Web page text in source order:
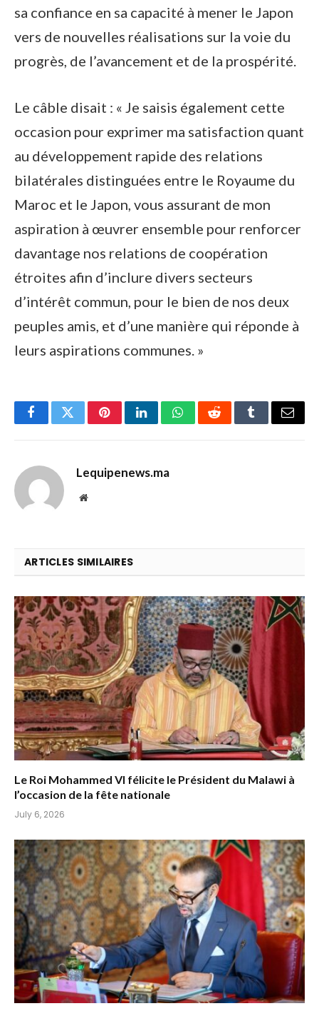
sa confiance en sa capacité à mener le Japon
vers de nouvelles réalisations sur la voie du
progrès, de l’avancement et de la prospérité.
Le câble disait : « Je saisis également cette
occasion pour exprimer ma satisfaction quant
au développement rapide des relations
bilatérales distinguées entre le Royaume du
Maroc et le Japon, vous assurant de mon
aspiration à œuvrer ensemble pour renforcer
davantage nos relations de coopération
étroites afin d’inclure divers secteurs
d’intérêt commun, pour le bien de nos deux
peuples amis, et d’une manière qui réponde à
leurs aspirations communes. »
FacebookTwitterPinterestLinkedInWhatsAppRedditTumblrEmail
Lequipenews.ma
Website
ARTICLES SIMILAIRES
Le Roi Mohammed VI félicite le Président du Malawi à
l’occasion de la fête nationale
July 6, 2026